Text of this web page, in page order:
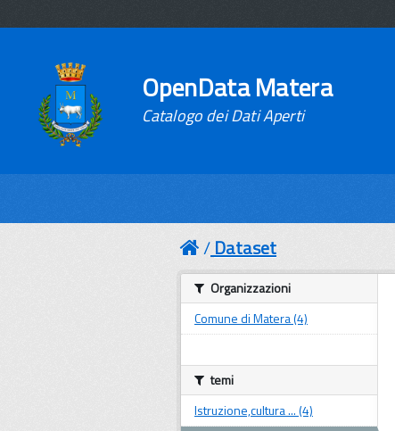
OpenData Matera
Catalogo dei Dati Aperti
Dataset
Organizzazioni
Comune di Matera (4)
temi
Istruzione,cultura ... (4)